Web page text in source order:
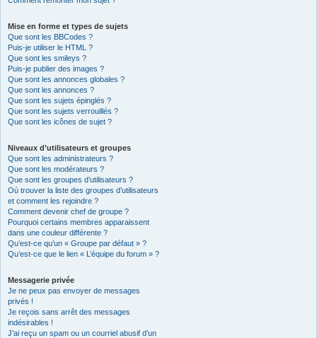
Mise en forme et types de sujets
Que sont les BBCodes ?
Puis-je utiliser le HTML ?
Que sont les smileys ?
Puis-je publier des images ?
Que sont les annonces globales ?
Que sont les annonces ?
Que sont les sujets épinglés ?
Que sont les sujets verrouillés ?
Que sont les icônes de sujet ?
Niveaux d’utilisateurs et groupes
Que sont les administrateurs ?
Que sont les modérateurs ?
Que sont les groupes d’utilisateurs ?
Où trouver la liste des groupes d’utilisateurs
et comment les rejoindre ?
Comment devenir chef de groupe ?
Pourquoi certains membres apparaissent
dans une couleur différente ?
Qu’est-ce qu’un « Groupe par défaut » ?
Qu’est-ce que le lien « L’équipe du forum » ?
Messagerie privée
Je ne peux pas envoyer de messages
privés !
Je reçois sans arrêt des messages
indésirables !
J’ai reçu un spam ou un courriel abusif d’un